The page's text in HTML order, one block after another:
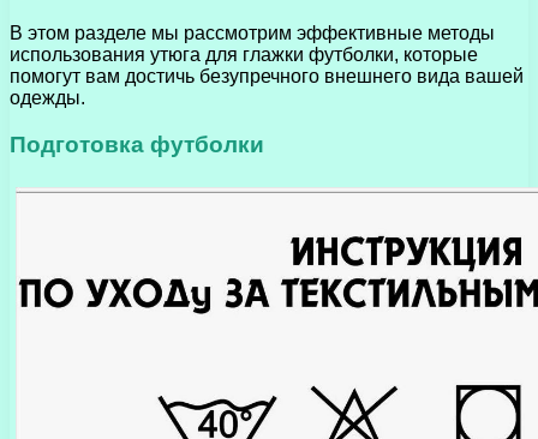
В этом разделе мы рассмотрим эффективные методы
использования утюга для глажки футболки, которые
помогут вам достичь безупречного внешнего вида вашей
одежды.
Подготовка футболки